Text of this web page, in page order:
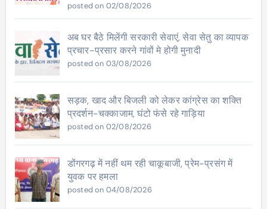
posted on 02/08/2026
अब घर बैठे मिलेंगी सरकारी सेवाएं, सेवा सेतु का व्यापक
प्रचार-प्रसार करने गांवों मे होगी मुनादी
posted on 03/08/2026
सड़क, खाद और बिजली को लेकर कांग्रेस का शक्ति
प्रदर्शन-चक्काजाम, घंटो फंसे रहे गाड़िया
posted on 02/08/2026
डोंगरगढ़ में नहीं थम रही चाकूबाजी, प्रेम-प्रसंग में
युवक पर हमला
posted on 04/08/2026